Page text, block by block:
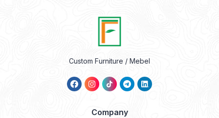
Custom Furniture / Mebel
Company